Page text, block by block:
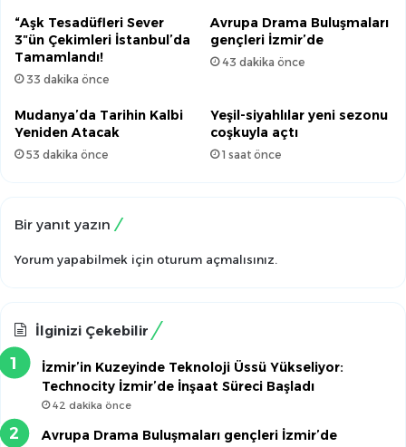
“Aşk Tesadüfleri Sever
3″ün Çekimleri İstanbul’da
Tamamlandı!
33 dakika önce
Avrupa Drama Buluşmaları
gençleri İzmir’de
43 dakika önce
Mudanya’da Tarihin Kalbi
Yeniden Atacak
53 dakika önce
Yeşil-siyahlılar yeni sezonu
coşkuyla açtı
1 saat önce
Bir yanıt yazın
Yorum yapabilmek için oturum açmalısınız.
İlginizi Çekebilir
İzmir’in Kuzeyinde Teknoloji Üssü Yükseliyor:
Technocity İzmir’de İnşaat Süreci Başladı
42 dakika önce
Avrupa Drama Buluşmaları gençleri İzmir’de